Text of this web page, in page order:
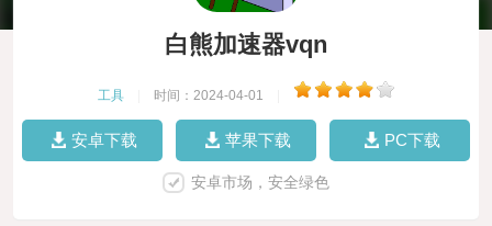
白熊加速器vqn
工具 时间：2024-04-01
安卓下载 苹果下载 PC下载
安卓市场，安全绿色